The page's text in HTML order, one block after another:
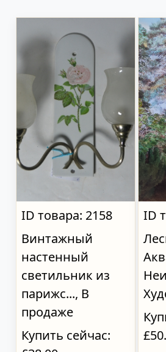
ID товара: 2158
Винтажный
настенный
светильник из
парижс..., В
продаже
Купить сейчас:
ID